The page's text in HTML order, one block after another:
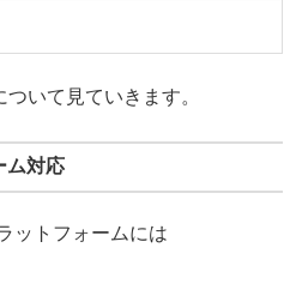
いて見ていきます。
ム対応
ットフォームには